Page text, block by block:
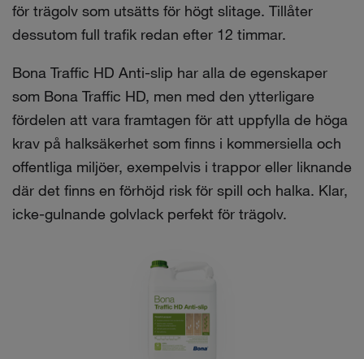
för trägolv som utsätts för högt slitage. Tillåter
dessutom full trafik redan efter 12 timmar.
Bona Traffic HD Anti-slip har alla de egenskaper
som Bona Traffic HD, men med den ytterligare
fördelen att vara framtagen för att uppfylla de höga
krav på halksäkerhet som finns i kommersiella och
offentliga miljöer, exempelvis i trappor eller liknande
där det finns en förhöjd risk för spill och halka. Klar,
icke-gulnande golvlack perfekt för trägolv.